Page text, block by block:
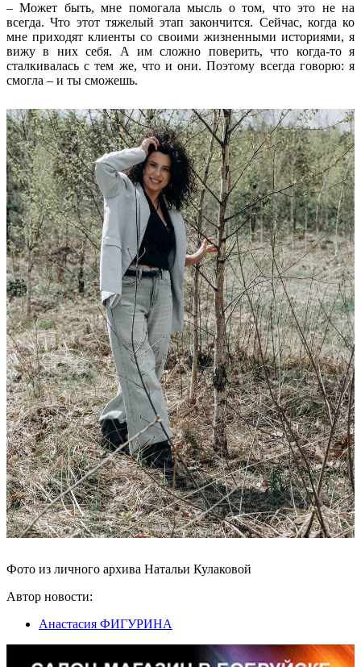
– Может быть, мне помогала мысль о том, что это не на
всегда. Что этот тяжелый этап закончится. Сейчас, когда ко
мне приходят клиенты со своими жизненными историями, я
вижу в них себя. А им сложно поверить, что когда-то я
сталкивалась с тем же, что и они. Поэтому всегда говорю: я
смогла – и ты сможешь.
Фото из личного архива Натальи Кулаковой
Автор новости:
Анастасия ФИГУРИНА